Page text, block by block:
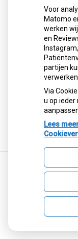
Privacy
Voor
Matomo
werken
en
partijen
verwerken.
Via
u op
Lees